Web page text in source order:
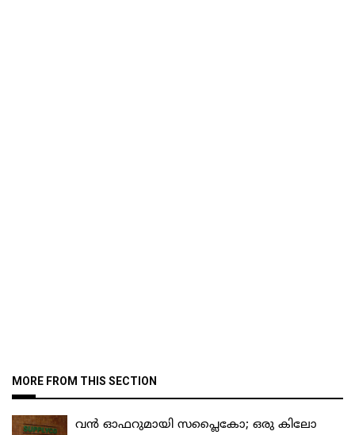
MORE FROM THIS SECTION
വൻ ഓഫറുമായി സപ്ലൈകോ; ഒരു കിലോ